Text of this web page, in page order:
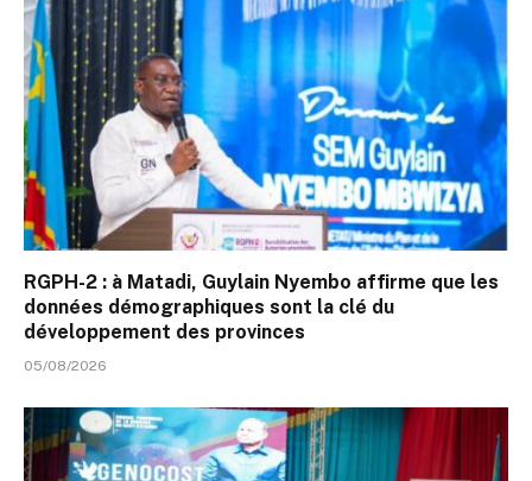
RGPH-2 : à Matadi, Guylain Nyembo affirme que les
données démographiques sont la clé du
développement des provinces
05/08/2026